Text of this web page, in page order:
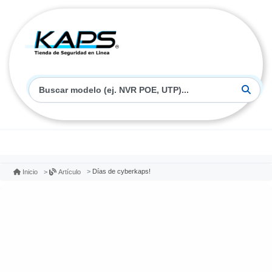
Inicio Artículo Días de cyberkaps!